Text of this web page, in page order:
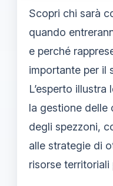
Scopri chi sarà
quando
e perché
importante per il
L’esperto
la gestione delle
degli spezzoni,
alle strategie di
risorse territoriali